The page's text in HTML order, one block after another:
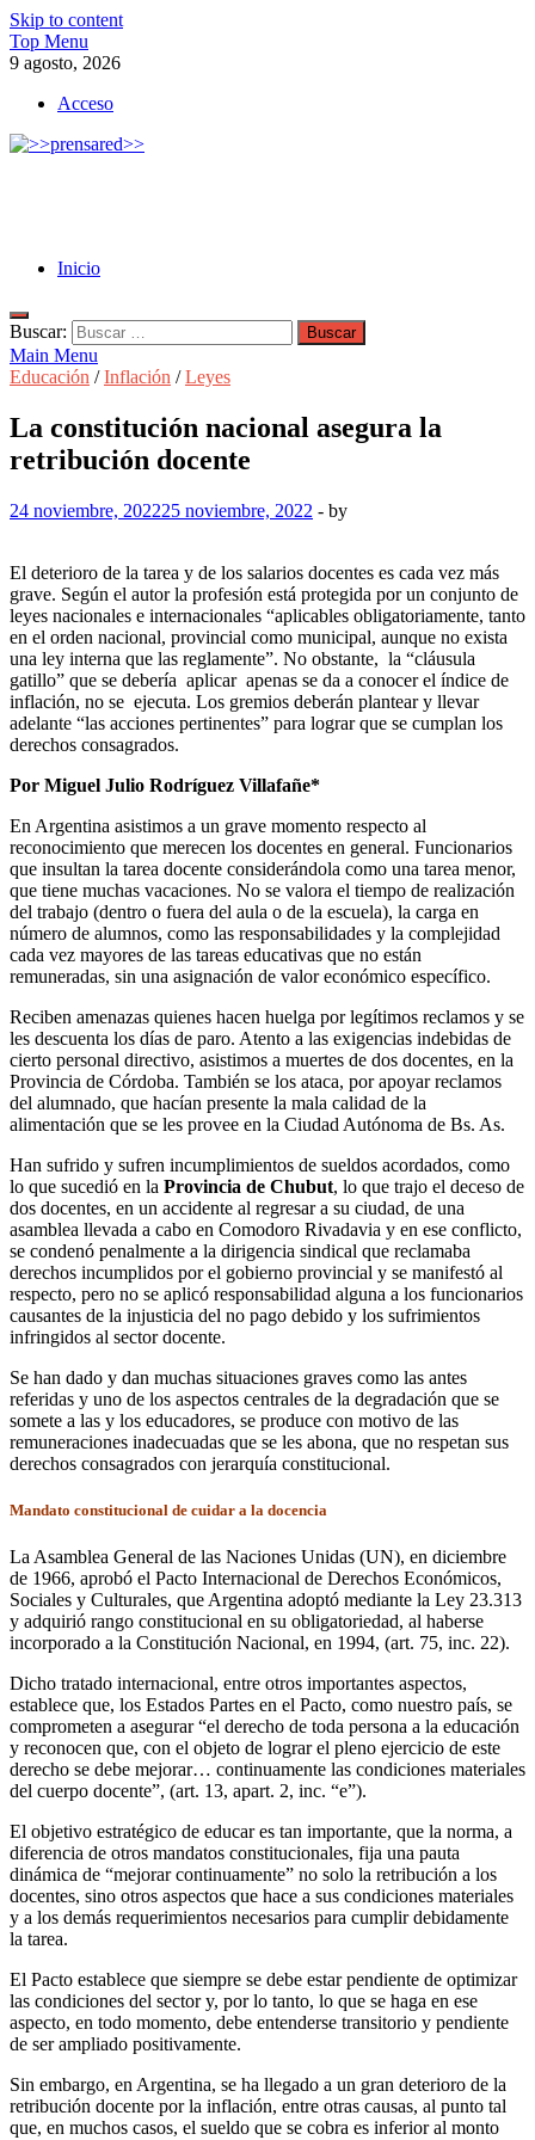
Skip to content
Top Menu
9 agosto, 2026
Acceso
Inicio
Buscar:
Main Menu
Educación /Inflación /Leyes
La constitución nacional asegura la
retribución docente
24 noviembre, 202225 noviembre, 2022 - by
El deterioro de la tarea y de los salarios docentes es cada vez más
grave. Según el autor la profesión está protegida por un conjunto de
leyes nacionales e internacionales “aplicables obligatoriamente, tanto
en el orden nacional, provincial como municipal, aunque no exista
una ley interna que las reglamente”. No obstante, la “cláusula
gatillo” que se debería aplicar apenas se da a conocer el índice de
inflación, no se ejecuta. Los gremios deberán plantear y llevar
adelante “las acciones pertinentes” para lograr que se cumplan los
derechos consagrados.
Por Miguel Julio Rodríguez Villafañe*
En Argentina asistimos a un grave momento respecto al
reconocimiento que merecen los docentes en general. Funcionarios
que insultan la tarea docente considerándola como una tarea menor,
que tiene muchas vacaciones. No se valora el tiempo de realización
del trabajo (dentro o fuera del aula o de la escuela), la carga en
número de alumnos, como las responsabilidades y la complejidad
cada vez mayores de las tareas educativas que no están
remuneradas, sin una asignación de valor económico específico.
Reciben amenazas quienes hacen huelga por legítimos reclamos y se
les descuenta los días de paro. Atento a las exigencias indebidas de
cierto personal directivo, asistimos a muertes de dos docentes, en la
Provincia de Córdoba. También se los ataca, por apoyar reclamos
del alumnado, que hacían presente la mala calidad de la
alimentación que se les provee en la Ciudad Autónoma de Bs. As.
Han sufrido y sufren incumplimientos de sueldos acordados, como
lo que sucedió en la Provincia de Chubut, lo que trajo el deceso de
dos docentes, en un accidente al regresar a su ciudad, de una
asamblea llevada a cabo en Comodoro Rivadavia y en ese conflicto,
se condenó penalmente a la dirigencia sindical que reclamaba
derechos incumplidos por el gobierno provincial y se manifestó al
respecto, pero no se aplicó responsabilidad alguna a los funcionarios
causantes de la injusticia del no pago debido y los sufrimientos
infringidos al sector docente.
Se han dado y dan muchas situaciones graves como las antes
referidas y uno de los aspectos centrales de la degradación que se
somete a las y los educadores, se produce con motivo de las
remuneraciones inadecuadas que se les abona, que no respetan sus
derechos consagrados con jerarquía constitucional.
Mandato constitucional de cuidar a la docencia
La Asamblea General de las Naciones Unidas (UN), en diciembre
de 1966, aprobó el Pacto Internacional de Derechos Económicos,
Sociales y Culturales, que Argentina adoptó mediante la Ley 23.313
y adquirió rango constitucional en su obligatoriedad, al haberse
incorporado a la Constitución Nacional, en 1994, (art. 75, inc. 22).
Dicho tratado internacional, entre otros importantes aspectos,
establece que, los Estados Partes en el Pacto, como nuestro país, se
comprometen a asegurar “el derecho de toda persona a la educación
y reconocen que, con el objeto de lograr el pleno ejercicio de este
derecho se debe mejorar… continuamente las condiciones materiales
del cuerpo docente”, (art. 13, apart. 2, inc. “e”).
El objetivo estratégico de educar es tan importante, que la norma, a
diferencia de otros mandatos constitucionales, fija una pauta
dinámica de “mejorar continuamente” no solo la retribución a los
docentes, sino otros aspectos que hace a sus condiciones materiales
y a los demás requerimientos necesarios para cumplir debidamente
la tarea.
El Pacto establece que siempre se debe estar pendiente de optimizar
las condiciones del sector y, por lo tanto, lo que se haga en ese
aspecto, en todo momento, debe entenderse transitorio y pendiente
de ser ampliado positivamente.
Sin embargo, en Argentina, se ha llegado a un gran deterioro de la
retribución docente por la inflación, entre otras causas, al punto tal
que, en muchos casos, el sueldo que se cobra es inferior al monto